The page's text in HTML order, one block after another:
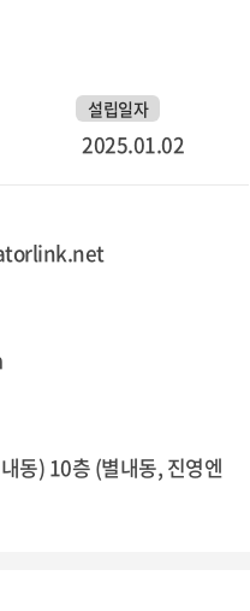
설립일자
2025.01.02
동) 10층 (별내동, 진영엔